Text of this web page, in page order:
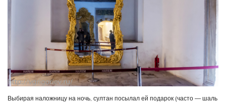
Выбирая наложницу на ночь, султан посылал ей подарок (часто — шаль